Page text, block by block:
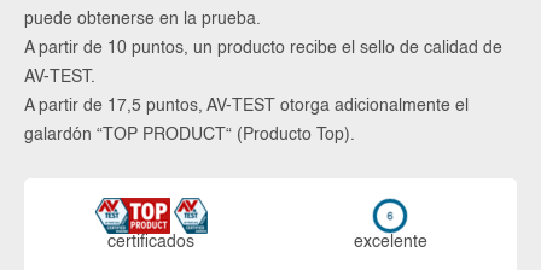
puede obtenerse en la prueba.
A partir de 10 puntos, un producto recibe el sello de calidad de
AV-TEST.
A partir de 17,5 puntos, AV-TEST otorga adicionalmente el
galardón “TOP PRODUCT“ (Producto Top).
certi­ficados ex­ce­len­te